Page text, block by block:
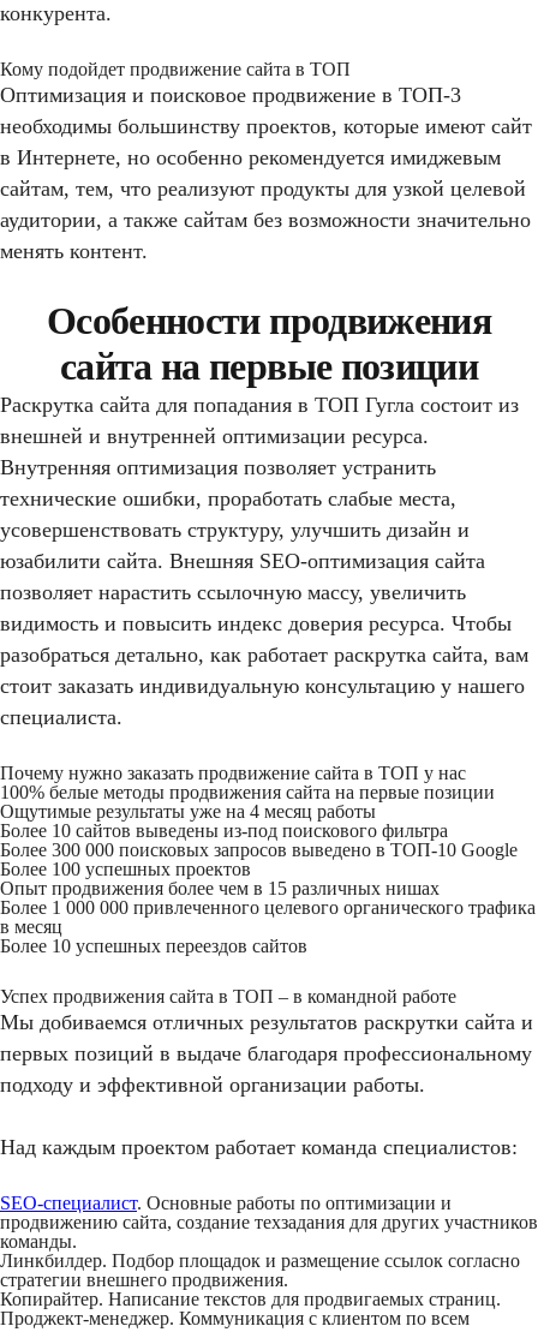
конкурента.
Кому подойдет продвижение сайта в ТОП
Оптимизация и поисковое продвижение в ТОП-3
необходимы большинству проектов, которые имеют сайт
в Интернете, но особенно рекомендуется имиджевым
сайтам, тем, что реализуют продукты для узкой целевой
аудитории, а также сайтам без возможности значительно
менять контент.
Особенности продвижения
сайта на первые позиции
Раскрутка сайта для попадания в ТОП Гугла состоит из
внешней и внутренней оптимизации ресурса.
Внутренняя оптимизация позволяет устранить
технические ошибки, проработать слабые места,
усовершенствовать структуру, улучшить дизайн и
юзабилити сайта. Внешняя SEO-оптимизация сайта
позволяет нарастить ссылочную массу, увеличить
видимость и повысить индекс доверия ресурса. Чтобы
разобраться детально, как работает раскрутка сайта, вам
стоит заказать индивидуальную консультацию у нашего
специалиста.
Почему нужно заказать продвижение сайта в ТОП у нас
100% белые методы продвижения сайта на первые позиции
Ощутимые результаты уже на 4 месяц работы
Более 10 сайтов выведены из-под поискового фильтра
Более 300 000 поисковых запросов выведено в ТОП-10 Google
Более 100 успешных проектов
Опыт продвижения более чем в 15 различных нишах
Более 1 000 000 привлеченного целевого органического трафика
в месяц
Более 10 успешных переездов сайтов
Успех продвижения сайта в ТОП – в командной работе
Мы добиваемся отличных результатов раскрутки сайта и
первых позиций в выдаче благодаря профессиональному
подходу и эффективной организации работы.
Над каждым проектом работает команда специалистов:
SEO-специалист. Основные работы по оптимизации и
продвижению сайта, создание техзадания для других участников
команды.
Линкбилдер. Подбор площадок и размещение ссылок согласно
стратегии внешнего продвижения.
Копирайтер. Написание текстов для продвигаемых страниц.
Проджект-менеджер. Коммуникация с клиентом по всем